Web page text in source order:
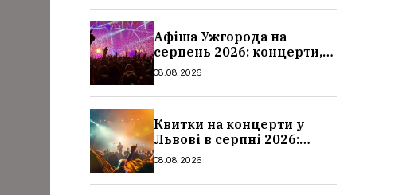
Афіша Ужгорода на
серпень 2026: концерти,
дати та ціни
08.08.2026
Квитки на концерти у
Львові в серпні 2026:
дати, ціни та локації
08.08.2026